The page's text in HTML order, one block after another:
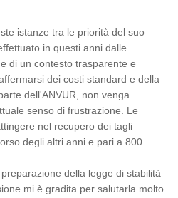
istanze tra le priorità del suo
in questi anni dalle
di un contesto trasparente e
dei costi standard e della
dell'ANVUR, non venga
senso di frustrazione. Le
nel recupero dei tagli
degli altri anni e pari a 800
della legge di stabilità
mi è gradita per salutarla molto